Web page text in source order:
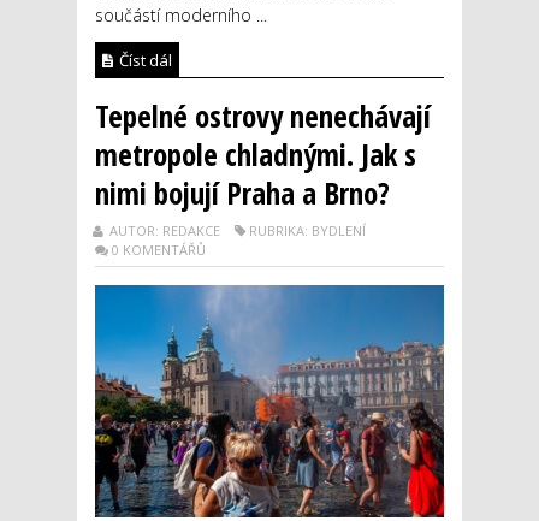
součástí moderního ...
Číst dál
Tepelné ostrovy nenechávají
metropole chladnými. Jak s
nimi bojují Praha a Brno?
AUTOR: REDAKCE
RUBRIKA: BYDLENÍ
0 KOMENTÁŘŮ